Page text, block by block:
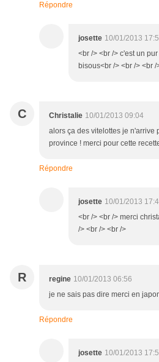
Répondre
josette 10/01/2013
<br /> <br /> c'est un
bisous<br /> <br /> <br /
C Christalie 10/01/2013 09:04
alors ça des vitelottes je n'arrive
province ! merci pour cette
Répondre
josette 10/01/2013
<br /> <br /> merci
/> <br /> <br />
R regine 10/01/2013 06:56
je ne sais pas dire merci en
Répondre
josette 10/01/2013